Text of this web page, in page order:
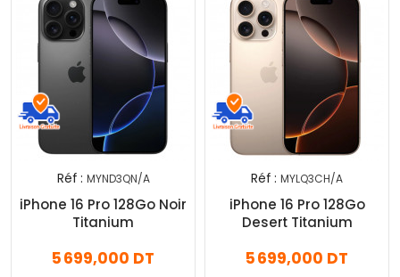
Réf : MYND3QN/A
iPhone 16 Pro 128Go Noir
Titanium
5 699,000 DT
Réf : MYLQ3CH/A
iPhone 16 Pro 128Go
Desert Titanium
5 699,000 DT